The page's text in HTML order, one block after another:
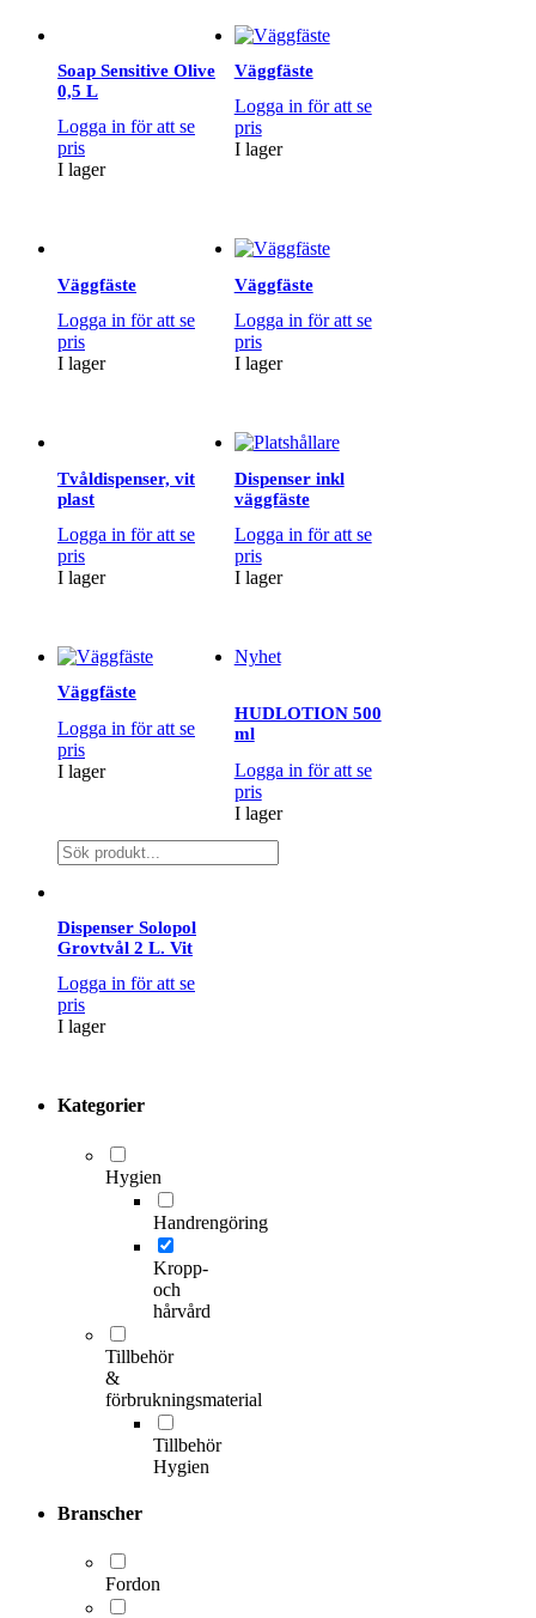
Soap Sensitive Olive
0,5 L
Logga in för att se
pris
I lager
Väggfäste
Logga in för att se
pris
I lager
Väggfäste
Logga in för att se
pris
I lager
Väggfäste
Logga in för att se
pris
I lager
Tvåldispenser, vit
plast
Logga in för att se
pris
I lager
Dispenser inkl
väggfäste
Logga in för att se
pris
I lager
Väggfäste
Logga in för att se
pris
I lager
Nyhet
HUDLOTION 500
ml
Logga in för att se
pris
I lager
Dispenser Solopol
Grovtvål 2 L. Vit
Logga in för att se
pris
I lager
Kategorier
Hygien
Handrengöring
Kropp-
och
hårvård
Tillbehör
&
förbrukningsmaterial
Tillbehör
Hygien
Branscher
Fordon